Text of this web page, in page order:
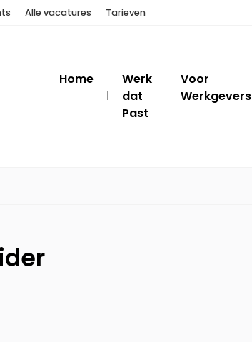
Alle vacatures Tarieven
Home
Werk
dat
Past
Voor
Werkgevers